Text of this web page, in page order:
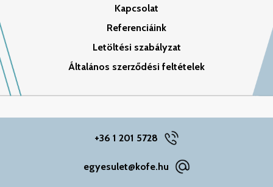
Kapcsolat
Referenciáink
Letöltési szabályzat
Általános szerződési feltételek
+36 1 201 5728
egyesulet@kofe.hu